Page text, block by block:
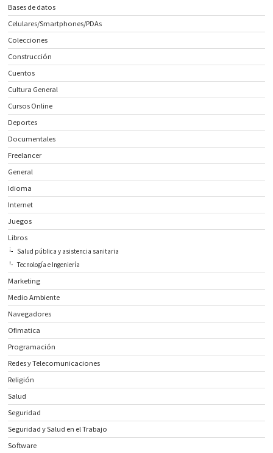
Bases de datos
Celulares/Smartphones/PDAs
Colecciones
Construcción
Cuentos
Cultura General
Cursos Online
Deportes
Documentales
Freelancer
General
Idioma
Internet
Juegos
Libros
Salud pública y asistencia sanitaria
Tecnología e Ingeniería
Marketing
Medio Ambiente
Navegadores
Ofimatica
Programación
Redes y Telecomunicaciones
Religión
Salud
Seguridad
Seguridad y Salud en el Trabajo
Software